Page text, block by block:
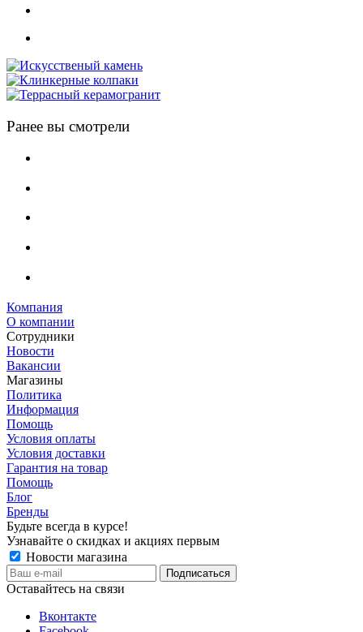
Ранее вы смотрели
Компания
О компании
Сотрудники
Новости
Вакансии
Магазины
Политика
Информация
Помощь
Условия оплаты
Условия доставки
Гарантия на товар
Помощь
Блог
Бренды
Будьте всегда в курсе!
Узнавайте о скидках и акциях первым
Новости магазина
Оставайтесь на связи
Вконтакте